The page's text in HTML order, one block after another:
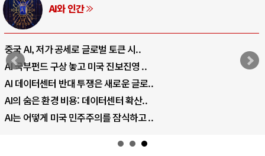
AI와 인간
중국 AI, 저가 공세로 글로벌 토큰 시..
AI 국부펀드 구상 놓고 미국 진보진영 ..
AI 데이터센터 반대 투쟁은 새로운 글로..
AI의 숨은 환경 비용: 데이터센터 확산..
AI는 어떻게 미국 민주주의를 잠식하고 ..